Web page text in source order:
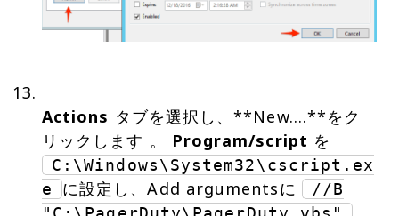
Actions タブを選択し、**New….**をク
リックします 。 Program/script を
C:\Windows\System32\cscript.ex
e
に設定し、Add argumentsに
//B